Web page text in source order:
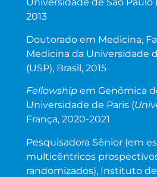
Universidade de São Paulo
2013
Doutorado em Medicina,
Medicina da Universidade
(USP), Brasil, 2015
Fellowship em Genômica
Universidade de Paris (
França, 2020-2021
Pesquisadora Sênior (em
multicêntricos
randomizados), Instituto